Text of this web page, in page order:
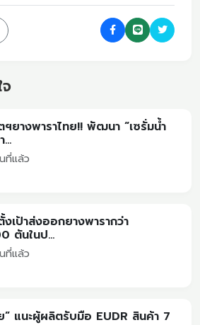
ยางพาราไทย!! พัฒนา “เซรั่มน้ำ
ที่แล้ว
งเป้าส่งออกยางพารากว่า
ตันในป...
ที่แล้ว
” แนะผู้ผลิตรับมือ EUDR สินค้า 7